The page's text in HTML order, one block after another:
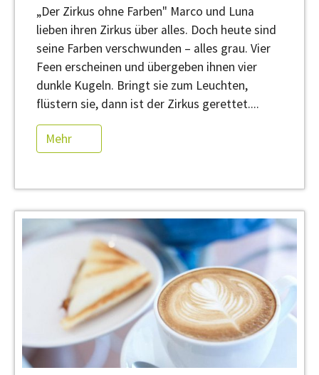
„Der Zirkus ohne Farben" Marco und Luna
lieben ihren Zirkus über alles. Doch heute sind
seine Farben verschwunden – alles grau. Vier
Feen erscheinen und übergeben ihnen vier
dunkle Kugeln. Bringt sie zum Leuchten,
flüstern sie, dann ist der Zirkus gerettet....
Mehr